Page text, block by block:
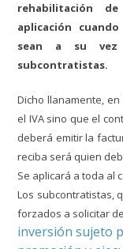
rehabilitación
aplicación
sean a su
subcontratistas.
Dicho llanamente,
el IVA sino que el
deberá emitir la
reciba será quien
Se aplicará a toda al
Los subcontratistas,
forzados a solicitar
inversión sujeto